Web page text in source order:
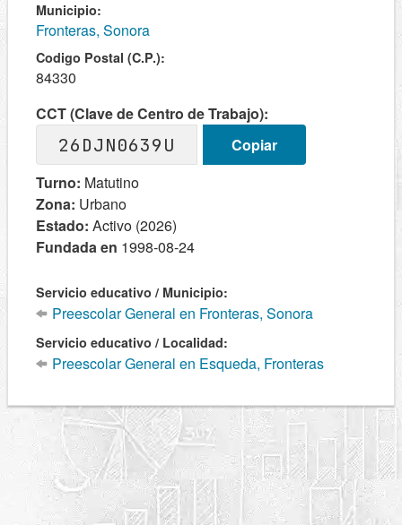
Municipio:
Fronteras, Sonora
Codigo Postal (C.P.):
84330
CCT (Clave de Centro de Trabajo):
26DJN0639U
Copiar
Turno: Matutino
Zona: Urbano
Estado: Activo (2026)
Fundada en 1998-08-24
Servicio educativo / Municipio:
Preescolar General en Fronteras, Sonora
Servicio educativo / Localidad:
Preescolar General en Esqueda, Fronteras